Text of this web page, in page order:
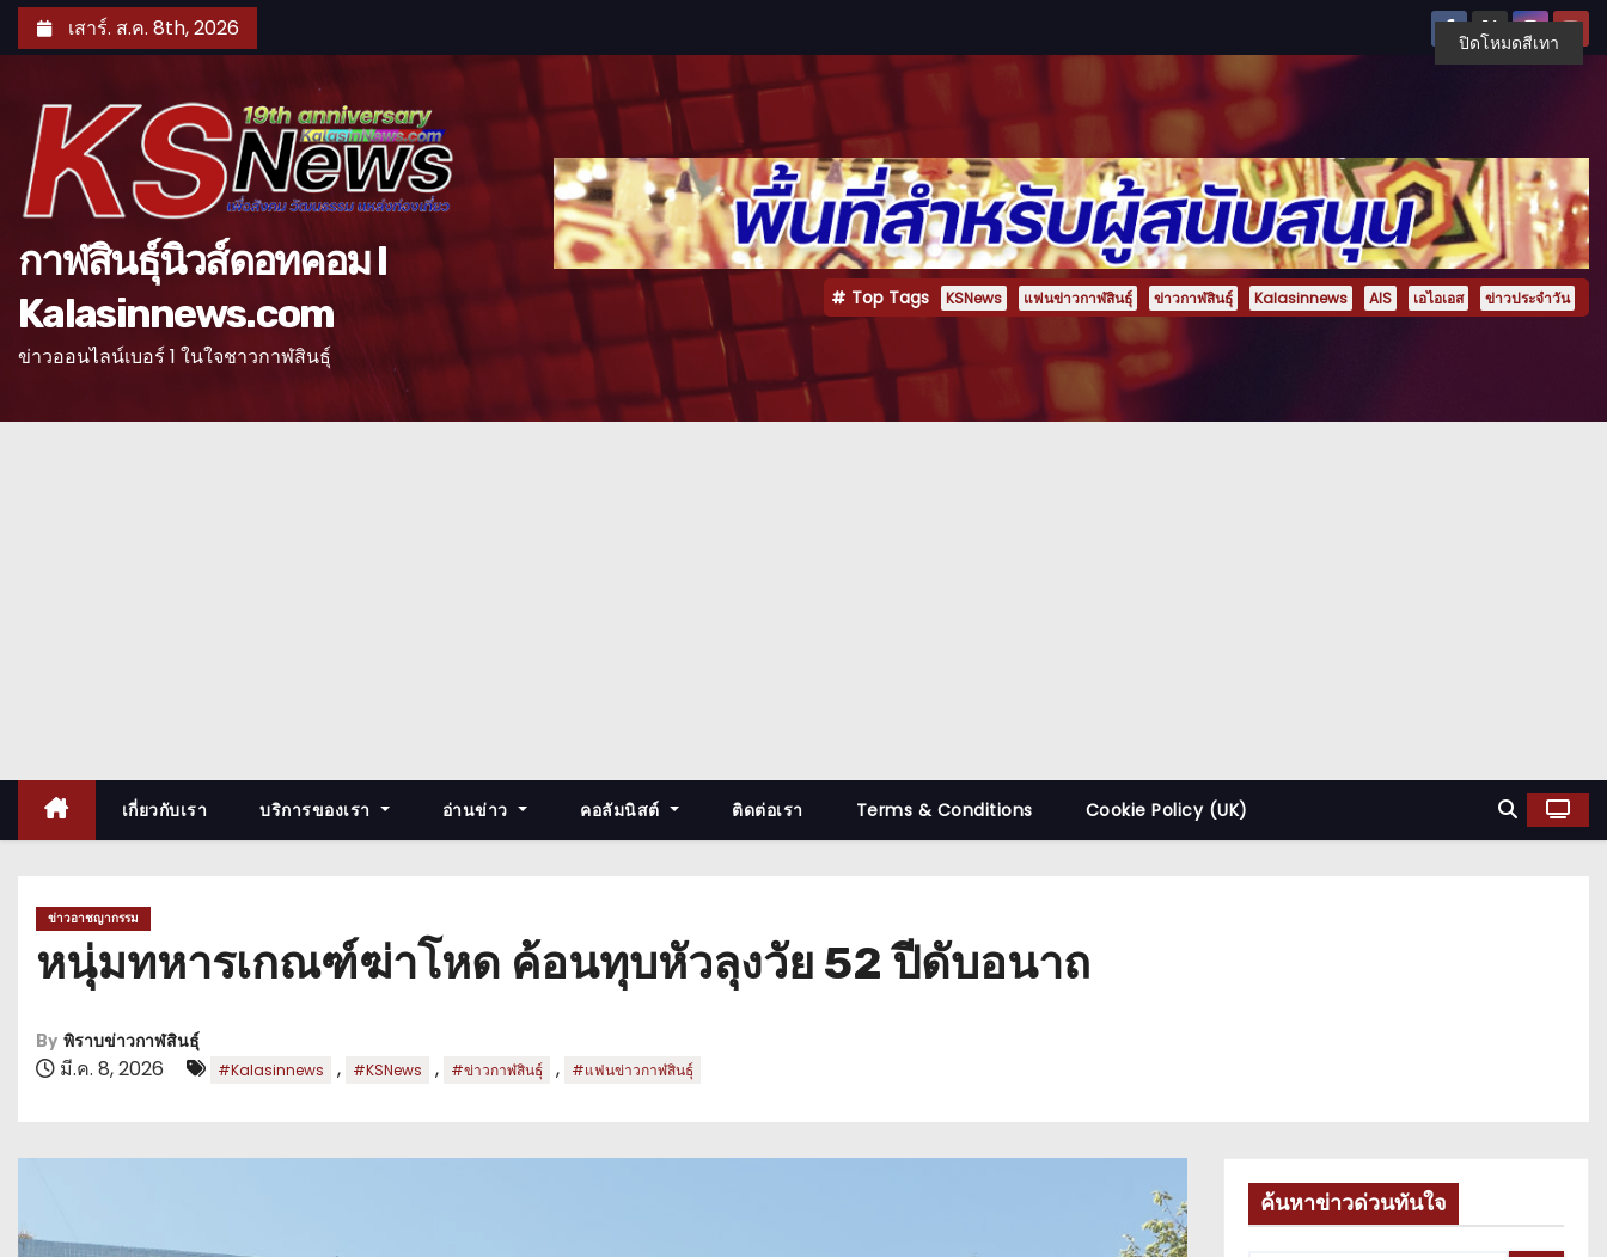
k
t
เสาร์. ส.ค. 8th, 2026
กาฬสินธุ์นิวส์ดอทคอม l
Kalasinnews.com
ข่าวออนไลน์เบอร์ 1 ในใจชาวกาฬสินธุ์
Top Tags KSNews แฟนข่าวกาฬสินธุ์ ข่าวกาฬสินธุ์ Kalasinnews AIS เอไอเอส ข่าวประจำวัน
เกี่ยวกับเรา บริการของเรา อ่านข่าว คอลัมนิสต์ ติดต่อเรา Terms & Conditions Cookie Policy (UK)
ข่าวอาชญากรรม
หนุ่มทหารเกณฑ์ฆ่าโหด ค้อนทุบหัวลุงวัย 52 ปีดับอนาถ
By พิราบข่าวกาฬสินธุ์
มี.ค. 8, 2026 #Kalasinnews , #KSNews , #ข่าวกาฬสินธุ์ , #แฟนข่าวกาฬสินธุ์
ค้นหาข่าวด่วนทันใจ
ปิดโหมดสีเทา